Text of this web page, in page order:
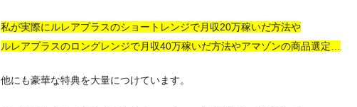
私が実際にルレアプラスのショートレンジで月収20万稼いだ方法や
ルレアプラスのロングレンジで月収40万稼いだ方法やアマゾンの商品選定…
他にも豪華な特典を大量につけています。